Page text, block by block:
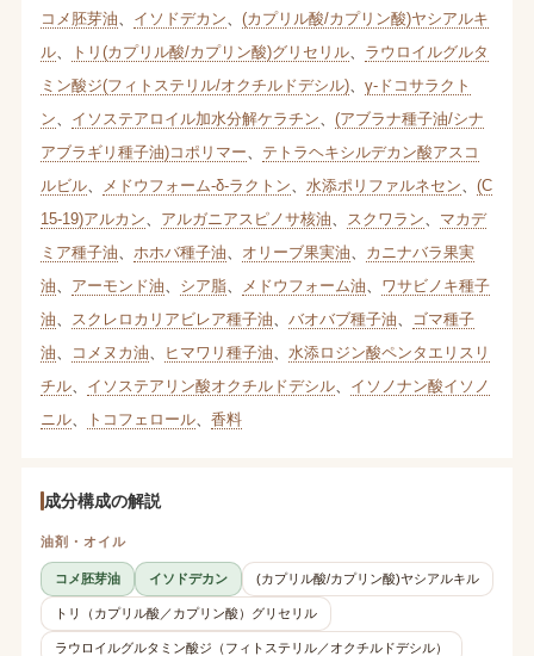
コメ胚芽油 イソドデカン
(カプリル酸/カプリン酸)ヤシアルキ
ル、 トリ(カプリル酸/カプリン酸)グリセリル、 ラウロイルグルタ
ミン酸ジ(フィトステリル/オクチルドデシル)、 γ-ドコサラクト
ン
イソステアロイル加水分解ケラチン
(アブラナ種子油/シナ
アブラギリ種子油)コポリマー
テトラヘキシルデカン酸アスコ
ルビル、 メドウフォーム-δ-ラクトン 水添ポリファルネセン
(C
15-19)アルカン
アルガニアスピノサ核油 スクワラン
マカデ
ミア種子油
ホホバ種子油 オリーブ果実油
カニナバラ果実
油
アーモンド油 シア脂、 メドウフォーム油
ワサビノキ種子
油
スクレロカリアビレア種子油 バオバブ種子油
ゴマ種子
油
コメヌカ油 ヒマワリ種子油
水添ロジン酸ペンタエリスリ
チル、 イソステアリン酸オクチルドデシル、 イソノナン酸イソノ
ニル、 トコフェロール、 香料
成分構成の解説
油剤・オイル
コメ胚芽油 イソドデカン (カプリル酸/カプリン酸)ヤシアルキル
トリ（カプリル酸／カプリン酸）グリセリル
ラウロイルグルタミン酸ジ（フィトステリル／オクチルドデシル）